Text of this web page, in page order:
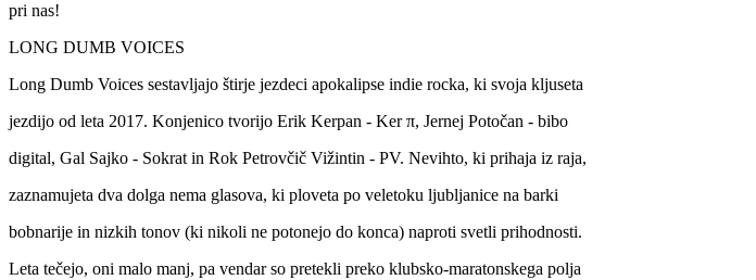
pri nas!
LONG DUMB VOICES
Long Dumb Voices sestavljajo štirje jezdeci apokalipse indie rocka, ki svoja kljuseta
jezdijo od leta 2017. Konjenico tvorijo Erik Kerpan - Ker π, Jernej Potočan - bibo
digital, Gal Sajko - Sokrat in Rok Petrovčič Vižintin - PV. Nevihto, ki prihaja iz raja,
zaznamujeta dva dolga nema glasova, ki ploveta po veletoku ljubljanice na barki
bobnarije in nizkih tonov (ki nikoli ne potonejo do konca) naproti svetli prihodnosti.
Leta tečejo, oni malo manj, pa vendar so pretekli preko klubsko-maratonskega polja